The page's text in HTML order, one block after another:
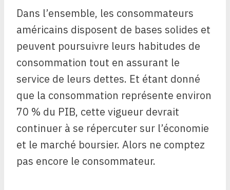
Dans l’ensemble, les consommateurs
américains disposent de bases solides et
peuvent poursuivre leurs habitudes de
consommation tout en assurant le
service de leurs dettes. Et étant donné
que la consommation représente environ
70 % du PIB, cette vigueur devrait
continuer à se répercuter sur l’économie
et le marché boursier. Alors ne comptez
pas encore le consommateur.